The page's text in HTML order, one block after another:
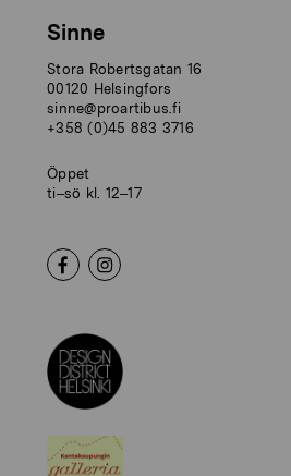
Sinne
Stora Robertsgatan 16
00120 Helsingfors
sinne@proartibus.fi
+358 (0)45 883 3716
Öppet
ti–sö kl. 12–17